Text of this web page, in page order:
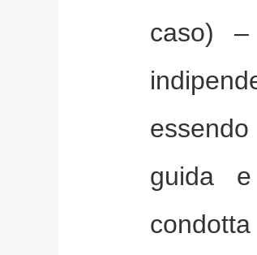
caso)
guida